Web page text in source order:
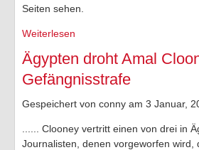
Seiten sehen.
Weiterlesen
Ägypten droht Amal
Gefängnisstrafe
Gespeichert von conny am 3 Januar,
...... Clooney vertritt einen von drei in
Journalisten, denen vorgeworfen wird,